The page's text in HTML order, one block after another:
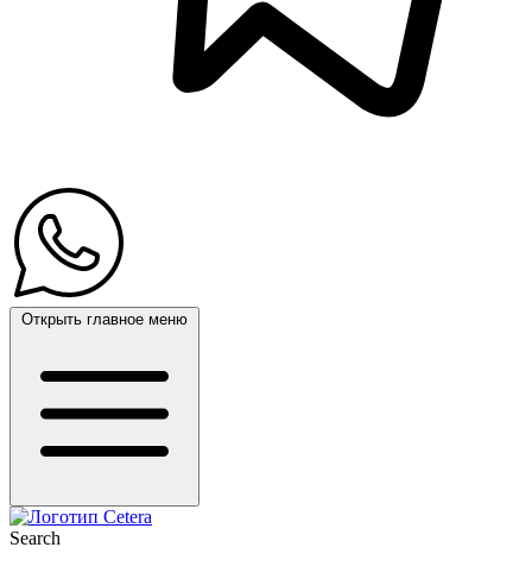
Открыть главное меню
Search